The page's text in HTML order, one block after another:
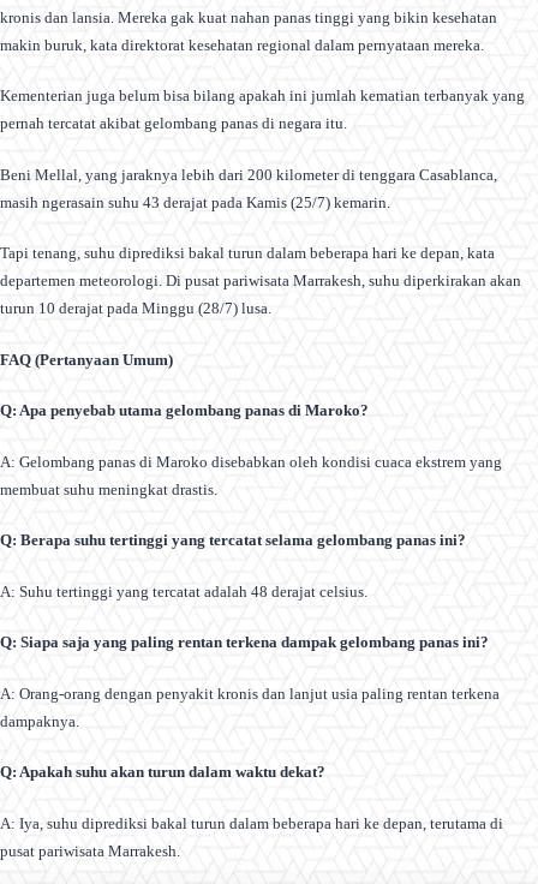
kronis dan lansia. Mereka gak kuat nahan panas tinggi yang bikin kesehatan
makin buruk, kata direktorat kesehatan regional dalam pernyataan mereka.
Kementerian juga belum bisa bilang apakah ini jumlah kematian terbanyak yang
pernah tercatat akibat gelombang panas di negara itu.
Beni Mellal, yang jaraknya lebih dari 200 kilometer di tenggara Casablanca,
masih ngerasain suhu 43 derajat pada Kamis (25/7) kemarin.
Tapi tenang, suhu diprediksi bakal turun dalam beberapa hari ke depan, kata
departemen meteorologi. Di pusat pariwisata Marrakesh, suhu diperkirakan akan
turun 10 derajat pada Minggu (28/7) lusa.
FAQ (Pertanyaan Umum)
Q: Apa penyebab utama gelombang panas di Maroko?
A: Gelombang panas di Maroko disebabkan oleh kondisi cuaca ekstrem yang
membuat suhu meningkat drastis.
Q: Berapa suhu tertinggi yang tercatat selama gelombang panas ini?
A: Suhu tertinggi yang tercatat adalah 48 derajat celsius.
Q: Siapa saja yang paling rentan terkena dampak gelombang panas ini?
A: Orang-orang dengan penyakit kronis dan lanjut usia paling rentan terkena
dampaknya.
Q: Apakah suhu akan turun dalam waktu dekat?
A: Iya, suhu diprediksi bakal turun dalam beberapa hari ke depan, terutama di
pusat pariwisata Marrakesh.